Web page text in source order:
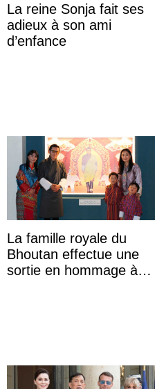
La reine Sonja fait ses
adieux à son ami
d’enfance
La famille royale du
Bhoutan effectue une
sortie en hommage à